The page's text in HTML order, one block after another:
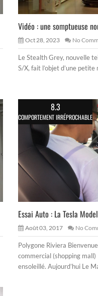
Vidéo : une somptueuse
Oct 28, 2023 No
Le Stealth Grey, nouvelle
S/X, fait l’objet d’une
8.3
COMPORTEMENT IRRÉPROCHABLE
Essai Auto : La Tesla
Août 03, 2017 No
Polygone Riviera
commercial (shopping
ensoleillé. Aujourd’hui Le